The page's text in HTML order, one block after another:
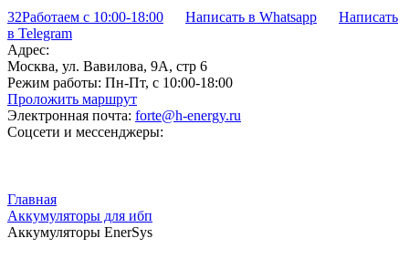
32Работаем с 10:00-18:00 Написать в Whatsapp
Написать
в Telegram
Адрес:
Москва, ул. Вавилова, 9А, стр 6
Режим работы: Пн-Пт, с 10:00-18:00
Проложить маршрут
Электронная почта: forte@h-energy.ru
Соцсети и мессенджеры:
Главная
Аккумуляторы для ибп
Аккумуляторы EnerSys